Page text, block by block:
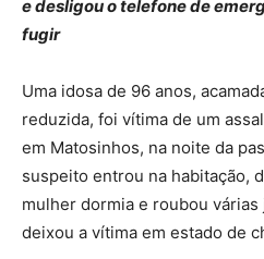
e desligou o telefone de
fugir
Uma idosa de 96 anos,
reduzida, foi vítima de um
em Matosinhos, na noite da
suspeito entrou na habitação,
mulher dormia e roubou
deixou a vítima em estado de